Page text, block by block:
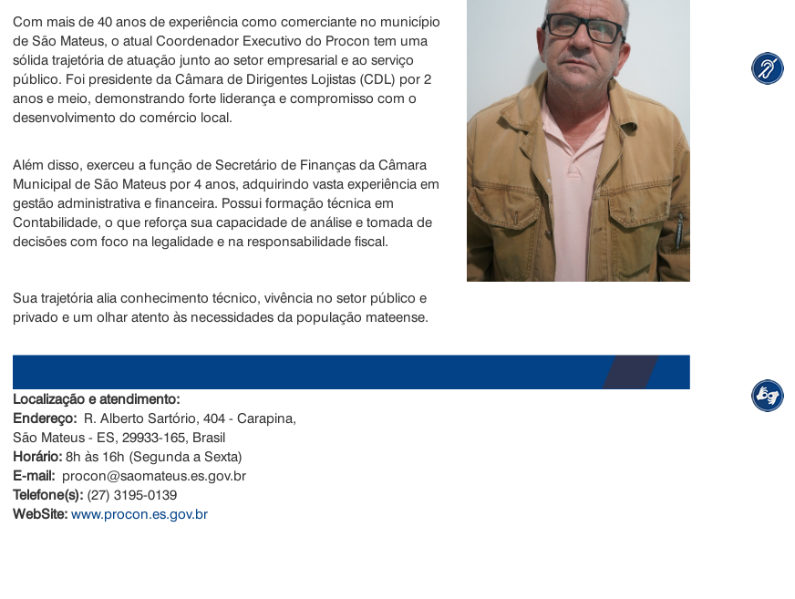
Com mais de 40 anos de experiência como comerciante no município
de São Mateus, o atual Coordenador Executivo do Procon tem uma
sólida trajetória de atuação junto ao setor empresarial e ao serviço
público. Foi presidente da Câmara de Dirigentes Lojistas (CDL) por 2
anos e meio, demonstrando forte liderança e compromisso com o
desenvolvimento do comércio local.
Além disso, exerceu a função de Secretário de Finanças da Câmara
Municipal de São Mateus por 4 anos, adquirindo vasta experiência em
gestão administrativa e financeira. Possui formação técnica em
Contabilidade, o que reforça sua capacidade de análise e tomada de
decisões com foco na legalidade e na responsabilidade fiscal.
Sua trajetória alia conhecimento técnico, vivência no setor público e
privado e um olhar atento às necessidades da população mateense.
Localização e atendimento:
Endereço: R. Alberto Sartório, 404 - Carapina,
São Mateus - ES, 29933-165, Brasil
Horário: 8h às 16h (Segunda a Sexta)
E-mail: procon@saomateus.es.gov.br
Telefone(s): (27) 3195-0139
WebSite: www.procon.es.gov.br